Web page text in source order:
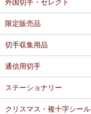
外国切手・セレクト
限定販売品
切手収集用品
通信用切手
ステーショナリー
クリスマス・複十字シール